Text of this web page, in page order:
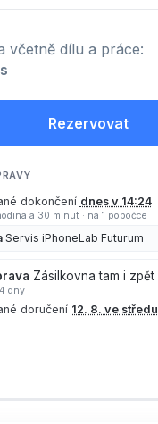
včetně dílu a práce:
Rezervovat
dokončení dnes v 14:24
a 30 minut · na 1 pobočce
Servis iPhoneLab Futurum
Zásilkovna tam i zpět
dny
doručení 12. 8. ve středu